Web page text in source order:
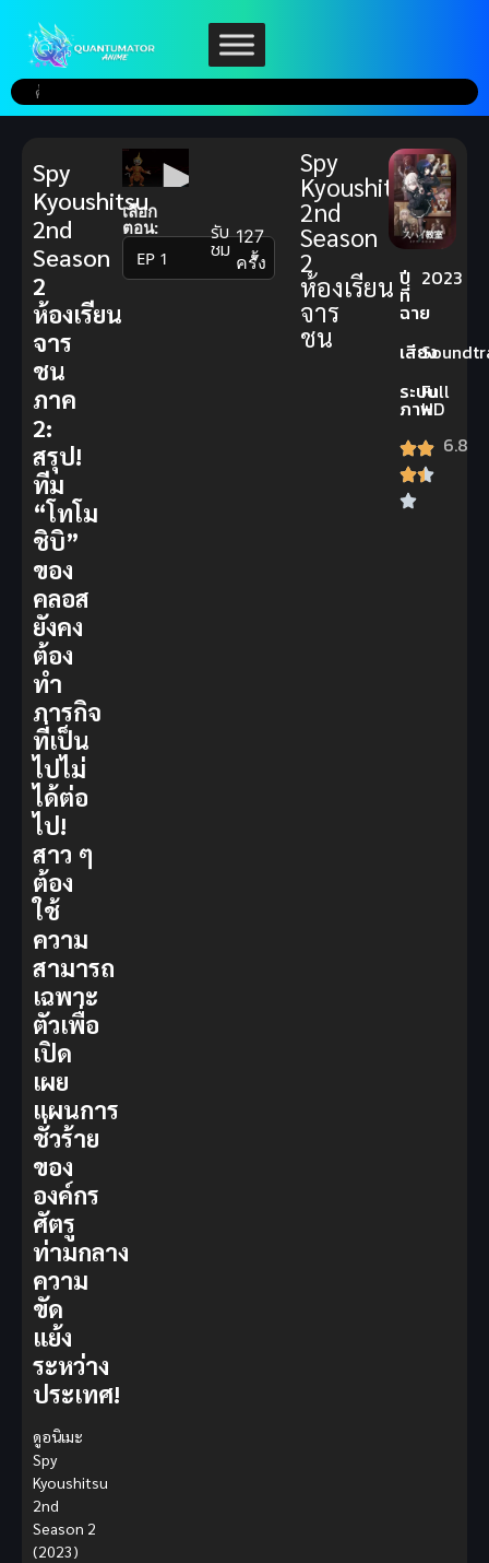
เลือก
ตอน:
▼
รับ
ชม 127
ครั้ง
Spy
Kyoushitsu
2nd
Season
2
ห้องเรียน
จาร
ชน
ปี
ที่
ฉาย
2023
เสียง
ระบบ
ภาพ
Full
HD
6.8
Spy
Kyoushitsu
2nd
Season
2
ห้องเรียน
จาร
ชน
ภาค
2:
สรุป!
ทีม
“โทโม
ชิบิ”
ของ
คลอส
ยังคง
ต้อง
ทำ
ภารกิจ
ที่เป็น
ไปไม่
ได้ต่อ
ไป!
สาว ๆ
ต้อง
ใช้
ความ
สามารถ
เฉพาะ
ตัวเพื่อ
เปิด
เผย
แผนการ
ชั่วร้าย
ของ
องค์กร
ศัตรู
ท่ามกลาง
ความ
ขัด
แย้ง
ระหว่าง
ประเทศ!
ดูอนิเมะ
Spy
Kyoushitsu
2nd
Season 2
(2023)